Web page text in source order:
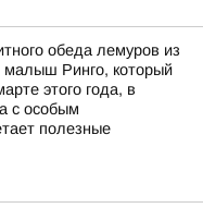
обеда лемуров из
малыш Ринго, который
этого года, в
с особым
полезные